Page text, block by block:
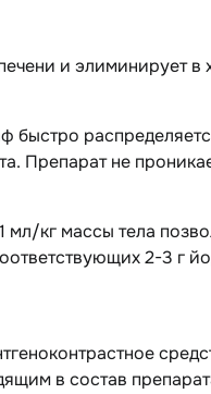
и элиминирует
быстро
Препарат не
кг массы тела
2-3 г
в состав